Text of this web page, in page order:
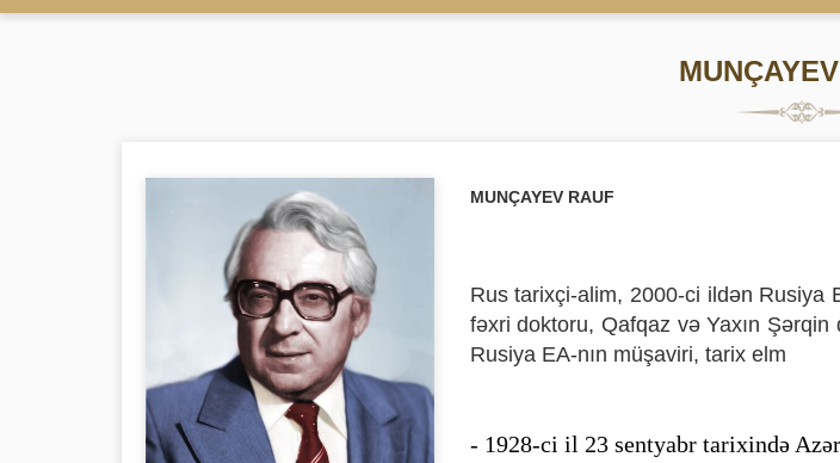
MUNÇAYEV RAUF
Rus tarixçi-alim, 2000-ci ildən Rusiya
fəxri doktoru, Qafqaz və Yaxın
Rusiya EA-nın müşaviri, tarix elm
- 1928-ci il 23 sentyabr tarixində